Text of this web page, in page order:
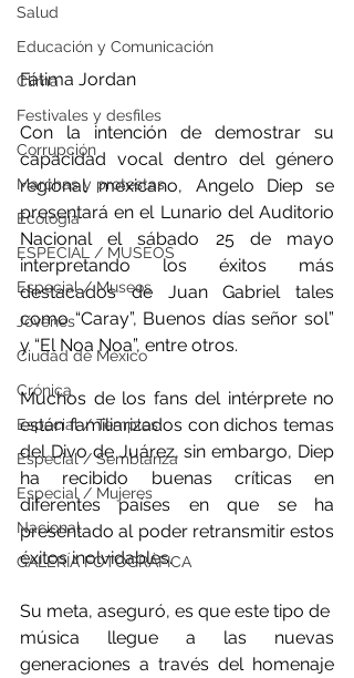
Salud
Educación y Comunicación
Clima
Festivales y desfiles
Corrupción
Marchas y protestas
Ecología
ESPECIAL / MUSEOS
Especial / Museos
Jóvenes
Ciudad de México
Crónica
Especial / Templos
Especial / Semblanza
Especial / Mujeres
Nacional
GALERÍA FOTOGRÁFICA
Fátima Jordan
Con la intención de demostrar su
capacidad vocal dentro del género
regional mexicano, Angelo Diep se
presentará en el Lunario del Auditorio
Nacional el sábado 25 de mayo
interpretando los éxitos más
destacados de Juan Gabriel tales
como “Caray”, Buenos días señor sol”
y “El Noa Noa”, entre otros.
Muchos de los fans del intérprete no
están familiarizados con dichos temas
del Divo de Juárez, sin embargo, Diep
ha recibido buenas críticas en
diferentes países en que se ha
presentado al poder retransmitir estos
éxitos inolvidables.
Su meta, aseguró, es que este tipo de
música llegue a las nuevas
generaciones a través del homenaje